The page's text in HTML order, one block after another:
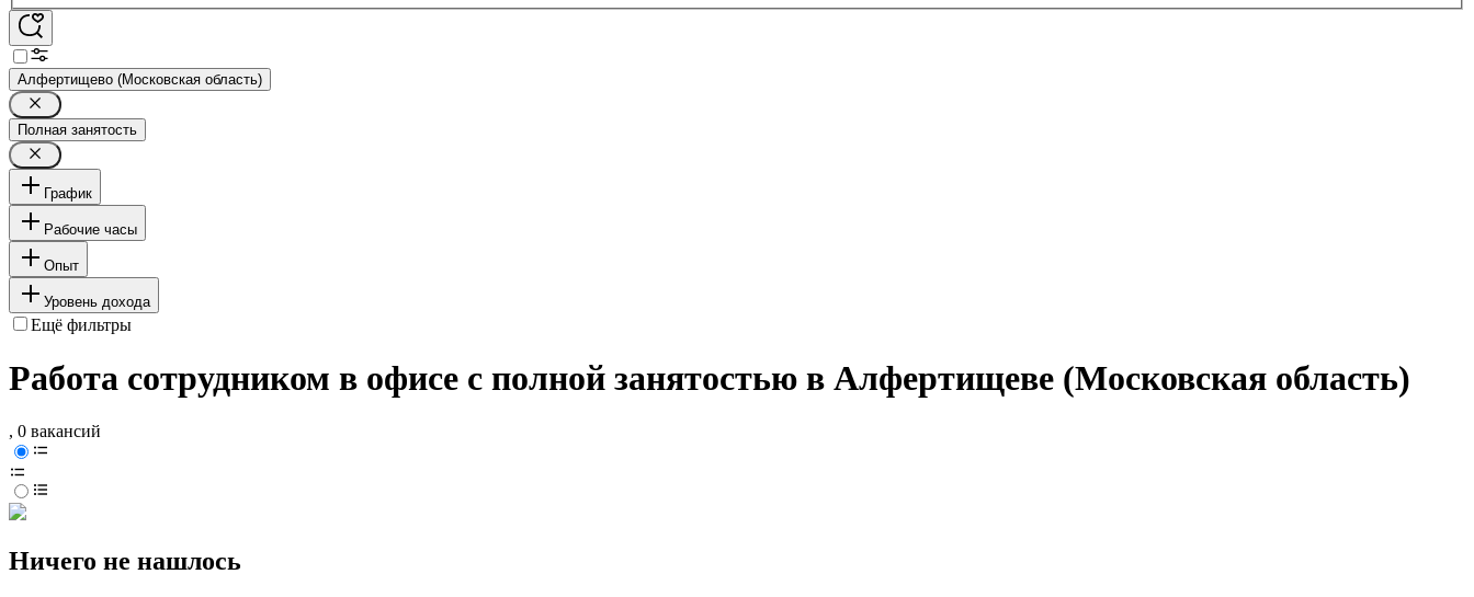
Алфертищево (Московская область)
Полная занятость
График
Рабочие часы
Опыт
Уровень дохода
Ещё фильтры
Работа сотрудником в офисе с полной занятостью в Алфертищеве (Московская область)
, 0 вакансий
Ничего не нашлось